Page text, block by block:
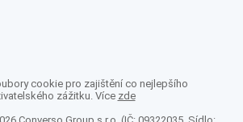
cookie pro zajištění co nejlepšího
zážitku. Více zde